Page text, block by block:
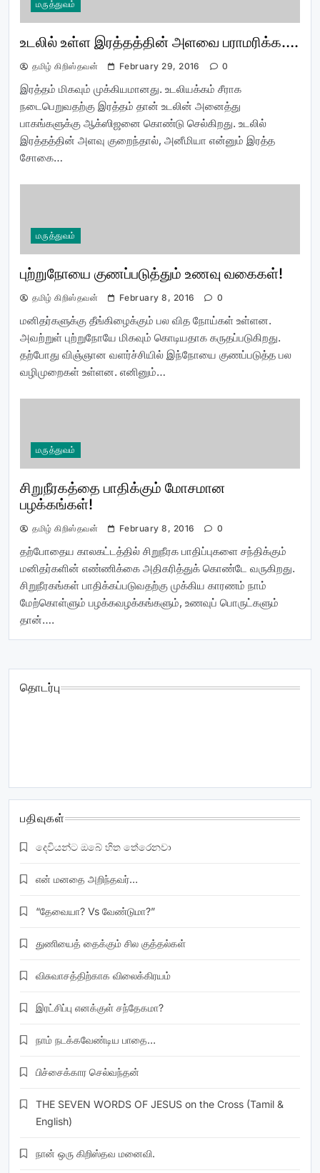
மருத்துவம்
உடலில் உள்ள இரத்தத்தின் அளவை பராமரிக்க….
தமிழ் கிறிஸ்தவன் February 29, 2016 0
இரத்தம் மிகவும் முக்கியமானது. உடலியக்கம் சீராக
நடைபெறுவதற்கு இரத்தம் தான் உடலின் அனைத்து
பாகங்களுக்கு ஆக்ஸிஜனை கொண்டு செல்கிறது. உடலில்
இரத்தத்தின் அளவு குறைந்தால், அனீமியா என்னும் இரத்த
சோகை…
மருத்துவம்
புற்றுநோயை குணப்படுத்தும் உணவு வகைகள்!
தமிழ் கிறிஸ்தவன் February 8, 2016 0
மனிதர்களுக்கு தீங்கிழைக்கும் பல வித நோய்கள் உள்ளன.
அவற்றுள் புற்றுநோயே மிகவும் கொடியதாக கருதப்படுகிறது.
தற்போது விஞ்ஞான வளர்ச்சியில் இந்நோயை குணப்படுத்த பல
வழிமுறைகள் உள்ளன. எனினும்…
மருத்துவம்
சிறுநீரகத்தை பாதிக்கும் மோசமான
பழக்கங்கள்!
தமிழ் கிறிஸ்தவன் February 8, 2016 0
தற்போதைய காலகட்டத்தில் சிறுநீரக பாதிப்புகளை சந்திக்கும்
மனிதர்களின் எண்ணிக்கை அதிகரித்துக் கொண்டே வருகிறது.
சிறுநீரகங்கள் பாதிக்கப்படுவதற்கு முக்கிய காரணம் நாம்
மேற்கொள்ளும் பழக்கவழக்கங்களும், உணவுப் பொருட்களும்
தான்….
தொடர்பு
பதிவுகள்
දෙවියන්ට ඔබේ හිත තේරෙනවා
என் மனதை அறிந்தவர்…
“தேவையா? Vs வேண்டுமா?”
துணியைத் தைக்கும் சில குத்தல்கள்
விசுவாசத்திற்காக விலைக்கிரயம்
இரட்சிப்பு எனக்குள் சந்தேகமா?
நாம் நடக்கவேண்டிய பாதை…
பிச்சைக்கார செல்வந்தன்
THE SEVEN WORDS OF JESUS on the Cross (Tamil &
English)
நான் ஒரு கிறிஸ்தவ மனைவி.